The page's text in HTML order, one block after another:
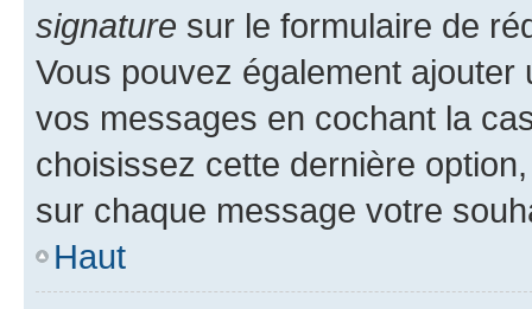
signature sur le formulaire de
Vous pouvez également
vos messages en cochant la
choisissez cette dernière
sur chaque message votre
Haut